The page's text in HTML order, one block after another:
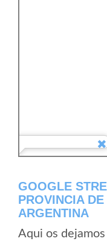
GOOGLE
PROVINCIA
ARGENTINA
Aqui os